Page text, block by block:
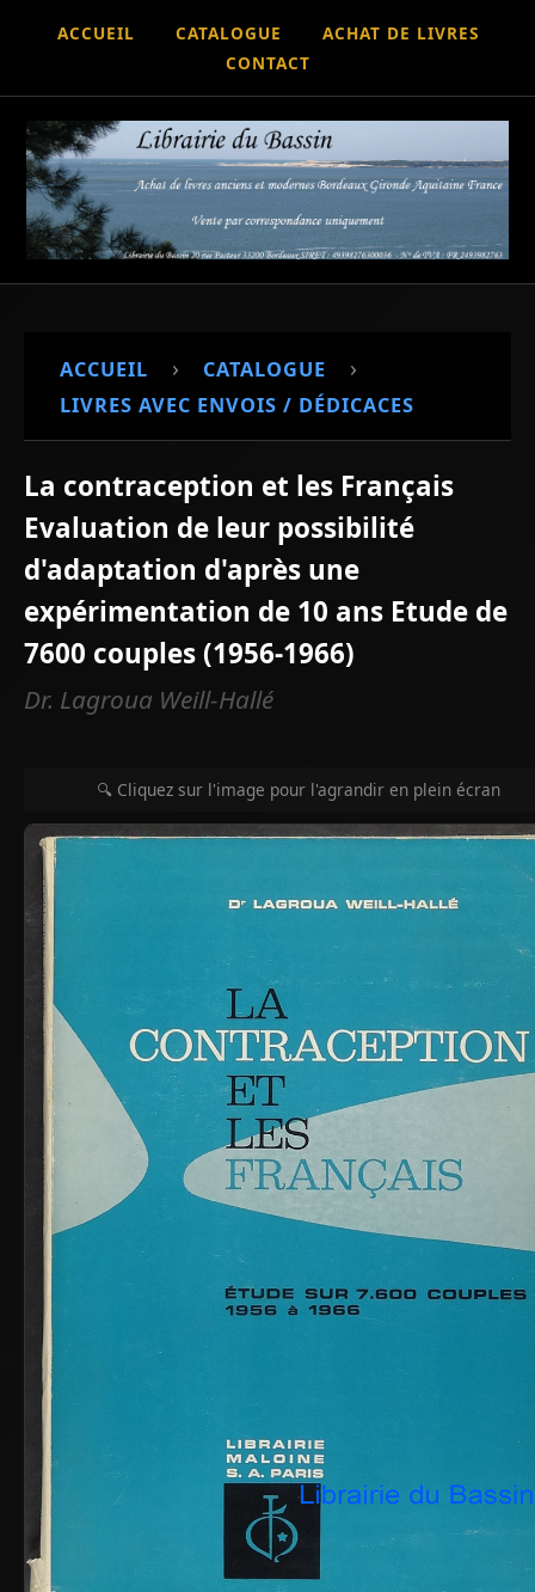
ACCUEIL CATALOGUE
ACHAT DE LIVRES
CONTACT
ACCUEIL › CATALOGUE ›
LIVRES AVEC ENVOIS / DÉDICACES
La contraception et les Français
Evaluation de leur possibilité
d'adaptation d'après une
expérimentation de 10 ans Etude de
7600 couples (1956-1966)
Dr. Lagroua Weill-Hallé
🔍 Cliquez sur l'image pour l'agrandir en plein écran